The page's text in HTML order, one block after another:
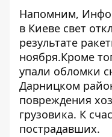
Напомним,
в Киеве свет
результате
ноября.Кроме
упали обломки
Дарницком
повреждения
грузовика. К
пострадавших.